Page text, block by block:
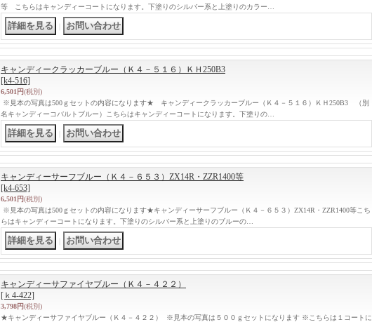
等 こちらはキャンディーコートになります。下塗りのシルバー系と上塗りのカラー…
キャンディークラッカーブルー（Ｋ４－５１６）ＫＨ250B3
[k4-516]
6,501円(税別)
※見本の写真は500ｇセットの内容になります★ キャンディークラッカーブルー（Ｋ４－５１６）ＫＨ250B3 （別
名キャンディーコバルトブルー）こちらはキャンディーコートになります。下塗りの…
キャンディーサーフブルー（Ｋ４－６５３）ZX14R・ZZR1400等
[k4-653]
6,501円(税別)
※見本の写真は500ｇセットの内容になります★キャンディーサーフブルー（Ｋ４－６５３）ZX14R・ZZR1400等こち
らはキャンディーコートになります。下塗りのシルバー系と上塗りのブルーの…
キャンディーサファイヤブルー（Ｋ４－４２２）
[ｋ4-422]
3,798円(税別)
★キャンディーサファイヤブルー（Ｋ４－４２２） ※見本の写真は５００ｇセットになります ※こちらは１コートに